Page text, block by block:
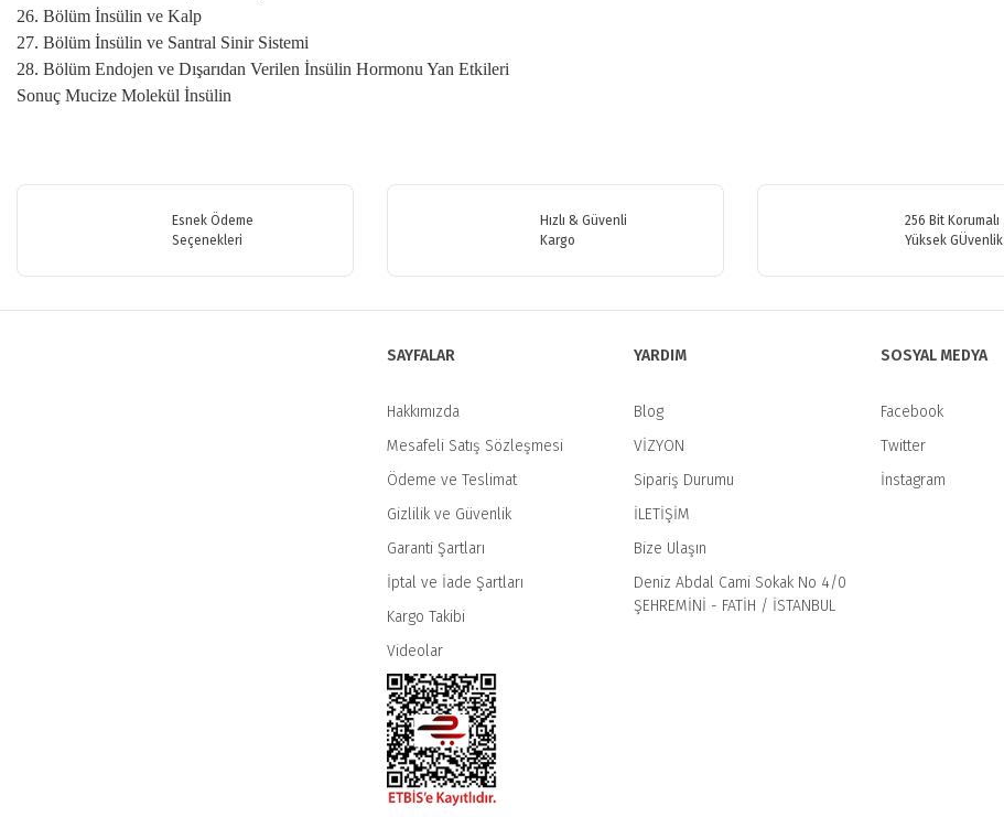
26. Bölüm İnsülin ve Kalp
27. Bölüm İnsülin ve Santral Sinir Sistemi
28. Bölüm Endojen ve Dışarıdan Verilen İnsülin Hormonu Yan Etkileri
Sonuç Mucize Molekül İnsülin
Bu ürüne ilk yorumu siz yapın!
Ürün resmi kalitesiz, bozuk veya görüntülenemiyor.
Esnek Ödeme
Seçenekleri
Hızlı & Güvenli
Kargo
256 Bit Korumalı
Yüksek GÜvenlik
SAYFALAR
Hakkımızda
Mesafeli Satış Sözleşmesi
Ödeme ve Teslimat
Gizlilik ve Güvenlik
Garanti Şartları
İptal ve İade Şartları
Kargo Takibi
Videolar
YARDIM
Blog
VİZYON
Sipariş Durumu
İLETİŞİM
Bize Ulaşın
Deniz Abdal Cami Sokak No 4/0
ŞEHREMİNİ - FATİH / İSTANBUL
SOSYAL MEDYA
Facebook
Twitter
İnstagram